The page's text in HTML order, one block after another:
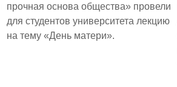
прочная основа общества» провели
для студентов университета лекцию
на тему «День матери».